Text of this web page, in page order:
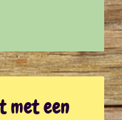
met een